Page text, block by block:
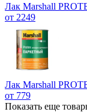
Лак Marshall
от 2249
Лак Marshall
от 779
Показать еще